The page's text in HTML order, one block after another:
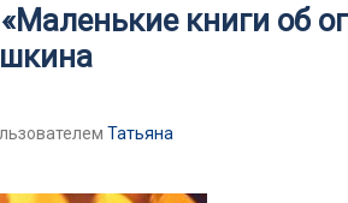
книги об
Татьяна